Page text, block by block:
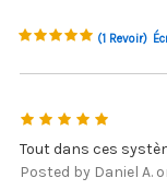
(1 Revoir)
Tout dans ces
Posted by Daniel A.